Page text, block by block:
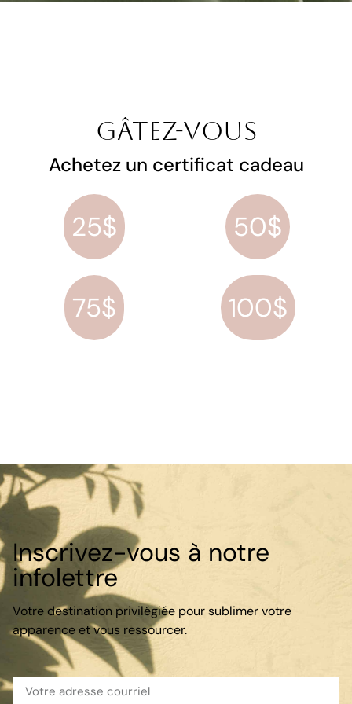
Gâtez-vous
Achetez un certificat cadeau
25$ 50$
75$ 100$
Inscrivez-vous à notre
infolettre
Votre destination privilégiée pour sublimer votre
apparence et vous ressourcer.